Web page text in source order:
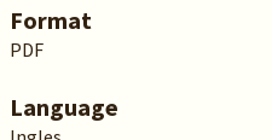
Format
PDF
Language